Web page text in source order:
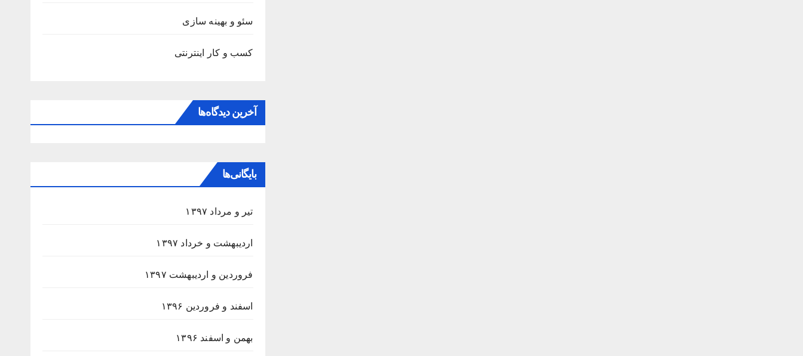
سئو و بهینه سازی
کسب و کار اینترنتی
آخرین دیدگاه‌ها
بایگانی‌ها
تیر و مرداد ۱۳۹۷
اردیبهشت و خرداد ۱۳۹۷
فروردین و اردیبهشت ۱۳۹۷
اسفند و فروردین ۱۳۹۶
بهمن و اسفند ۱۳۹۶